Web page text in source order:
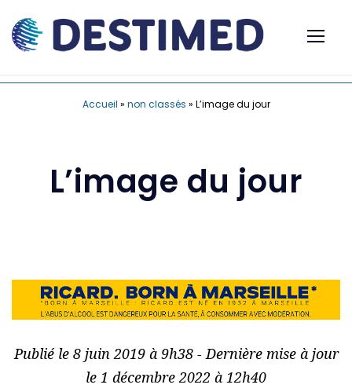
Accueil » non classés » L’image du jour
L’image du jour
Publié le 8 juin 2019 à 9h38 - Dernière mise à jour
le 1 décembre 2022 à 12h40